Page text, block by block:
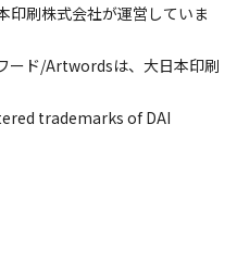
刷株式会社が運営していま
ード/Artwordsは、大日本印刷
trademarks of DAI